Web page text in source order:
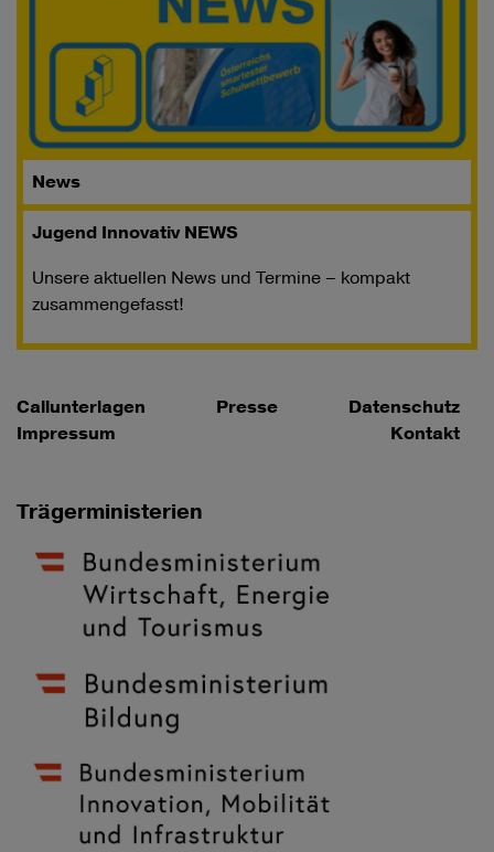
News
Jugend Innovativ NEWS
Unsere aktuellen News und Termine – kompakt
zusammengefasst!
Callunterlagen Presse
Datenschutz
Impressum
Kontakt
Trägerministerien